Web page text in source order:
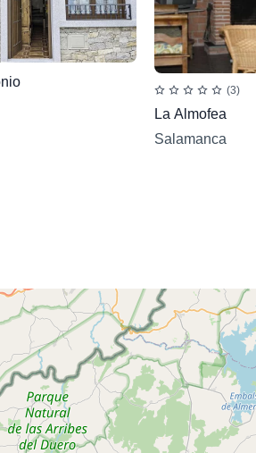
(3)
La Almofea
Salamanca